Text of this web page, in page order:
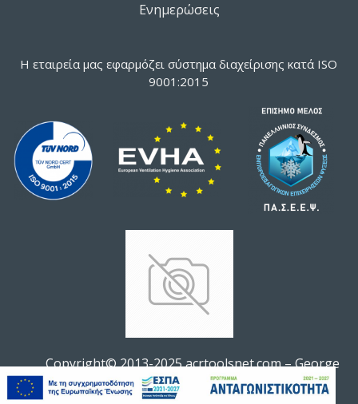
Ενημερώσεις
Η εταιρεία μας εφαρμόζει σύστημα διαχείρισης κατά ISO
9001:2015
Copyright© 2013-2025 acrtoolsnet.com – George
Soldatos All rights reserved.
ΦΊΛΤΡΟ ΠΡΟΪΌΝΤΩΝ